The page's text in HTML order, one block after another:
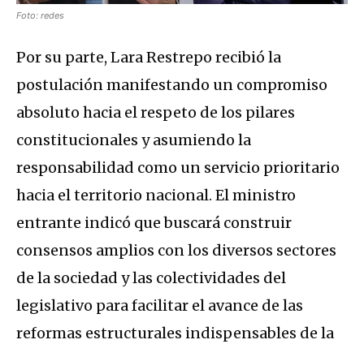
Foto: redes
Por su parte, Lara Restrepo recibió la
postulación manifestando un compromiso
absoluto hacia el respeto de los pilares
constitucionales y asumiendo la
responsabilidad como un servicio prioritario
hacia el territorio nacional. El ministro
entrante indicó que buscará construir
consensos amplios con los diversos sectores
de la sociedad y las colectividades del
legislativo para facilitar el avance de las
reformas estructurales indispensables de la